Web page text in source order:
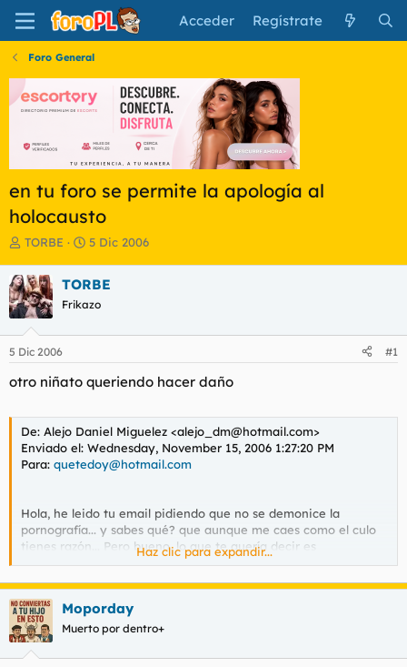
Acceder Regístrate
Foro General
en tu foro se permite la apología al
holocausto
I
i
c
i
a
d
o
d
l
t
e
m
TORBE
F
h
a
e
i
i
o
5 Dic 2006
TORBE
Frikazo
5 Dic 2006 #1
otro niñato queriendo hacer daño
De: Alejo Daniel Miguelez <alejo_dm@hotmail.com>
Enviado el: Wednesday, November 15, 2006 1:27:20 PM
Para: quetedoy@hotmail.com
Hola, he leido tu email pidiendo que no se demonice la
pornografía... y sabes qué? que aunque me caes como el culo
tienes razón... Pero bueno, lo que te quería decir es
simplemente esto. Jódete por todo lo que has hecho payaso.
permite la apología al holocausto y además eres un puto
pedofilo de mierda. A todo cerdo le llega su San Martín.
Haz clic para expandir...
Moporday
Muerto por dentro+